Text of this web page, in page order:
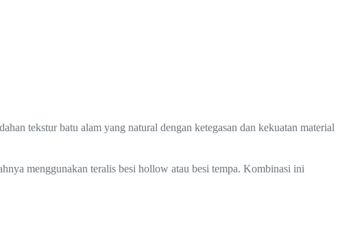
tekstur batu alam yang natural dengan ketegasan dan kekuatan material
menggunakan teralis besi hollow atau besi tempa. Kombinasi ini